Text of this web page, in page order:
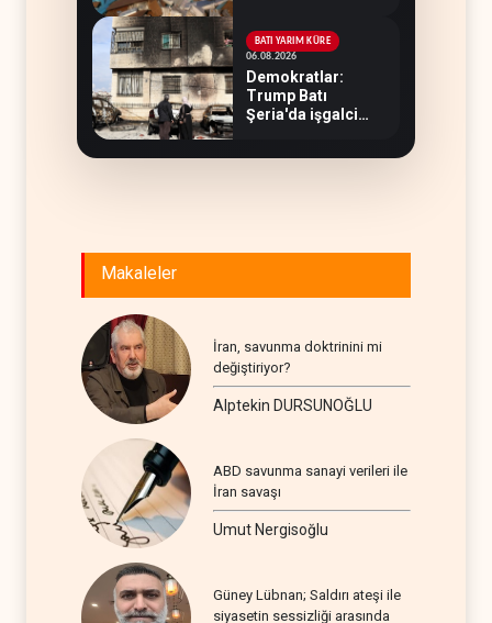
BATI YARIM KÜRE
06.08.2026
Demokratlar:
Trump Batı
Şeria'da işgalci
Makaleler
İran, savunma doktrinini mi
değiştiriyor?
Alptekin DURSUNOĞLU
ABD savunma sanayi verileri ile
İran savaşı
Umut Nergisoğlu
Güney Lübnan; Saldırı ateşi ile
siyasetin sessizliği arasında